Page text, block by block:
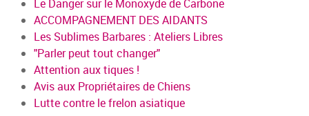
Le Danger sur le Monoxyde de Carbone
ACCOMPAGNEMENT DES AIDANTS
Les Sublimes Barbares : Ateliers Libres
"Parler peut tout changer"
Attention aux tiques !
Avis aux Propriétaires de Chiens
Lutte contre le frelon asiatique